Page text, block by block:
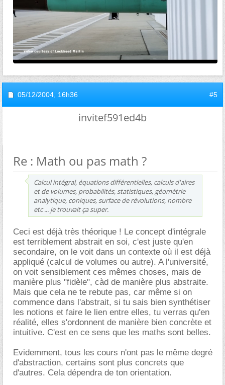
05/12/2004, 16h36 #5
invitef591ed4b
Re : Math ou pas math ?
Calcul intégral, équations différentielles, calculs d'aires
et de volumes, probabilités, statistiques, géométrie
analytique, coniques, surface de révolutions, nombre
etc ... je trouvait ça super.
Ceci est déjà très théorique ! Le concept d'intégrale
est terriblement abstrait en soi, c'est juste qu'en
secondaire, on le voit dans un contexte où il est déjà
appliqué (calcul de volumes ou autre). A l'université,
on voit sensiblement ces mêmes choses, mais de
manière plus "fidèle", càd de manière plus abstraite.
Mais que cela ne te rebute pas, car même si on
commence dans l'abstrait, si tu sais bien synthétiser
les notions et faire le lien entre elles, tu verras qu'en
réalité, elles s'ordonnent de manière bien concrète et
intuitive. C'est en ce sens que les maths sont belles.
Evidemment, tous les cours n'ont pas le même degré
d'abstraction, certains sont plus concrets que
d'autres. Cela dépendra de ton orientation.